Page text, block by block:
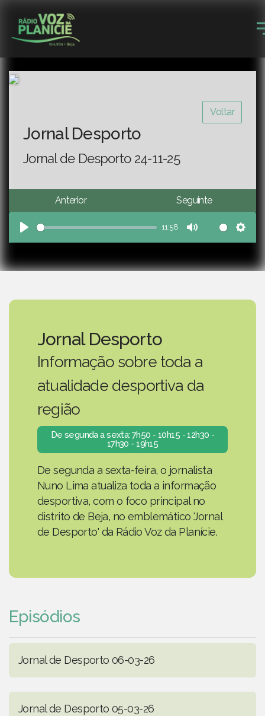
Voltar
Jornal Desporto
Jornal de Desporto 24-11-25
Anterior Seguinte
Play
11:58
Mute
Jornal Desporto
Informação sobre toda a
atualidade desportiva da
região
De segunda a sexta: 7h50 - 10h15 - 12h30 -
17h30 - 19h15
De segunda a sexta-feira, o jornalista
Nuno Lima atualiza toda a informação
desportiva, com o foco principal no
distrito de Beja, no emblemático 'Jornal
de Desporto' da Rádio Voz da Planície.
Episódios
Jornal de Desporto 06-03-26
Jornal de Desporto 05-03-26